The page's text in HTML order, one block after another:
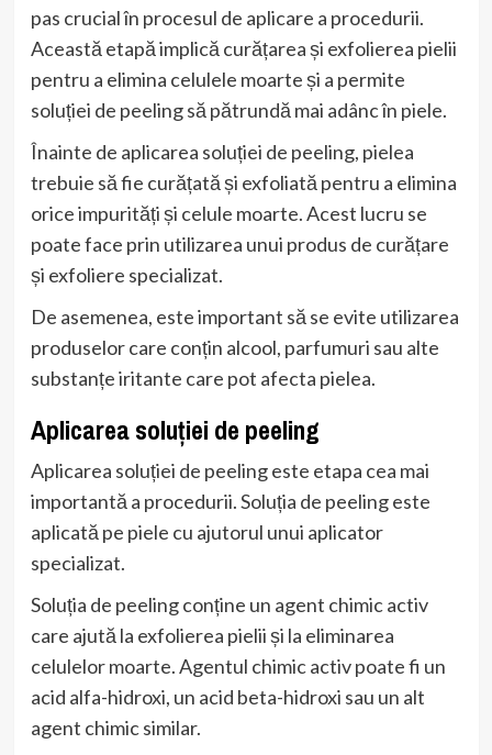
pas crucial în procesul de aplicare a procedurii.
Această etapă implică curățarea și exfolierea pielii
pentru a elimina celulele moarte și a permite
soluției de peeling să pătrundă mai adânc în piele.
Înainte de aplicarea soluției de peeling, pielea
trebuie să fie curățată și exfoliată pentru a elimina
orice impurități și celule moarte. Acest lucru se
poate face prin utilizarea unui produs de curățare
și exfoliere specializat.
De asemenea, este important să se evite utilizarea
produselor care conțin alcool, parfumuri sau alte
substanțe iritante care pot afecta pielea.
Aplicarea soluției de peeling
Aplicarea soluției de peeling este etapa cea mai
importantă a procedurii. Soluția de peeling este
aplicată pe piele cu ajutorul unui aplicator
specializat.
Soluția de peeling conține un agent chimic activ
care ajută la exfolierea pielii și la eliminarea
celulelor moarte. Agentul chimic activ poate fi un
acid alfa-hidroxi, un acid beta-hidroxi sau un alt
agent chimic similar.